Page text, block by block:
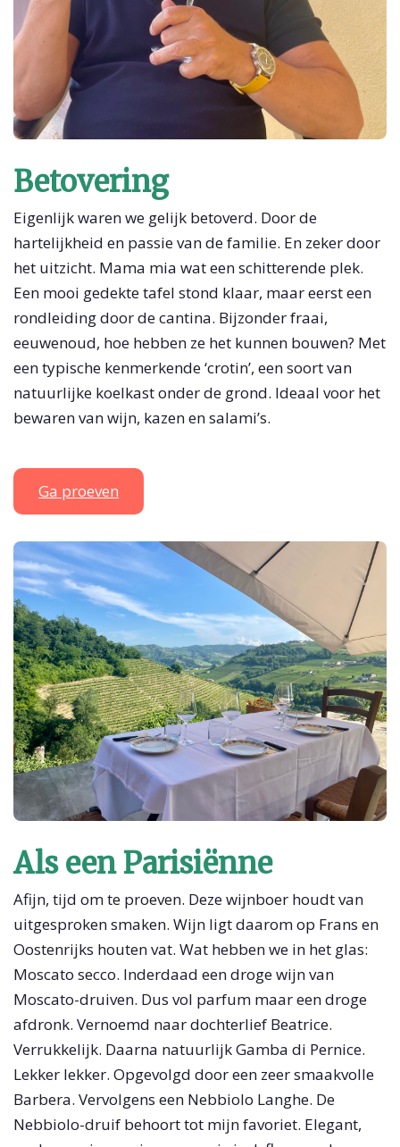
Betovering
Eigenlijk waren we gelijk betoverd. Door de
hartelijkheid en passie van de familie. En zeker door
het uitzicht. Mama mia wat een schitterende plek.
Een mooi gedekte tafel stond klaar, maar eerst een
rondleiding door de cantina. Bijzonder fraai,
eeuwenoud, hoe hebben ze het kunnen bouwen? Met
een typische kenmerkende ‘crotin’, een soort van
natuurlijke koelkast onder de grond. Ideaal voor het
bewaren van wijn, kazen en salami’s.
Ga proeven
Als een Parisiënne
Afijn, tijd om te proeven. Deze wijnboer houdt van
uitgesproken smaken. Wijn ligt daarom op Frans en
Oostenrijks houten vat. Wat hebben we in het glas:
Moscato secco. Inderdaad een droge wijn van
Moscato-druiven. Dus vol parfum maar een droge
afdronk. Vernoemd naar dochterlief Beatrice.
Verrukkelijk. Daarna natuurlijk Gamba di Pernice.
Lekker lekker. Opgevolgd door een zeer smaakvolle
Barbera. Vervolgens een Nebbiolo Langhe. De
Nebbiolo-druif behoort tot mijn favoriet. Elegant,